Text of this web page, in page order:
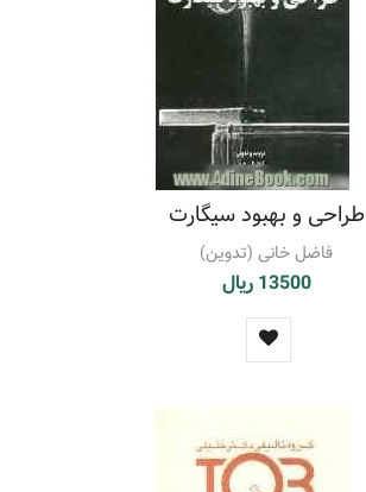
طراحی و بهبود سیگارت
فاضل خانی (تدوین)
13500 ریال